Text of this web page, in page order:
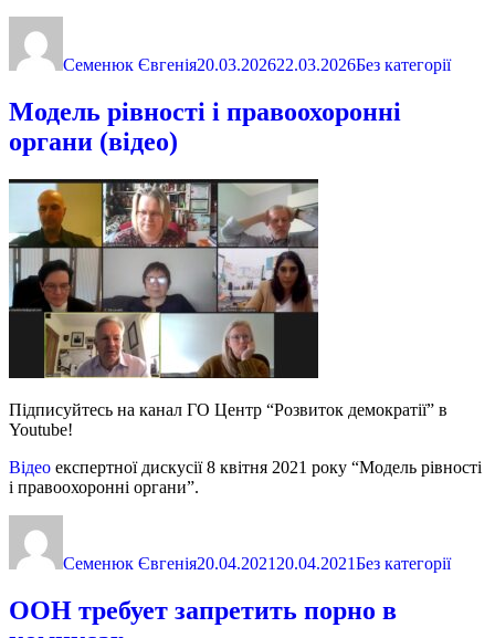
Семенюк Євгенія20.03.202622.03.2026Без категорії
Модель рівності і правоохоронні
органи (відео)
Підписуйтесь на канал ГО Центр “Розвиток демократії” в
Youtube!
Відео експертної дискусії 8 квітня 2021 року “Модель рівності
і правоохоронні органи”.
Семенюк Євгенія20.04.2021 20.04.2021Без категорії
ООН требует запретить порно в